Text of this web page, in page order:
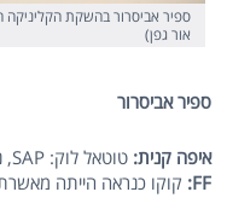
ספיר אביסרור בהשקת הקליניקה
אור גפן)
ספיר אביסרור
איפה קנית: טוטאל לוק: SAP, נעליים ותיק: שאנל
FF
: קוקו כנראה הייתה